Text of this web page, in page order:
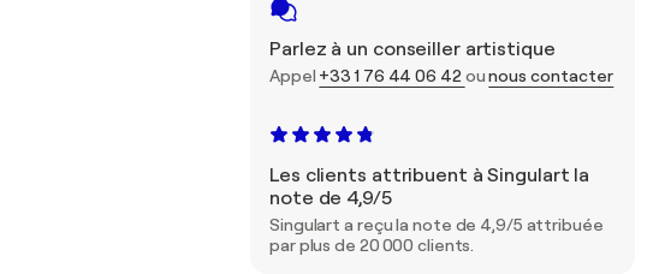
Parlez à un conseiller artistique
Appel +33 1 76 44 06 42 ounous contacter
Les clients attribuent à Singulart la
note de 4,9/5
Singulart a reçu la note de 4,9/5 attribuée
par plus de 20 000 clients.